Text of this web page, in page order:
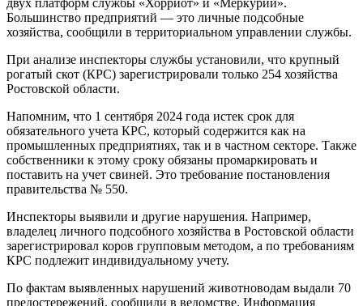
Большинство предприятий — это личные подсобные
хозяйства, сообщили в территориальном управлении службы.
При анализе инспекторы службы установили, что крупный
рогатый скот (КРС) зарегистрировали только 254 хозяйства
Ростовской области.
Напомним, что 1 сентября 2024 года истек срок для
обязательного учета КРС, который содержится как на
промышленных предприятиях, так и в частном секторе. Также
собственники к этому сроку обязаны промаркировать и
поставить на учет свиней. Это требование постановления
правительства № 550.
Инспекторы выявили и другие нарушения. Например,
владелец личного подсобного хозяйства в Ростовской области
зарегистрировал коров групповым методом, а по требованиям
КРС подлежит индивидуальному учету.
По фактам выявленных нарушений животноводам выдали 70
предостережений, сообщили в ведомстве. Информация